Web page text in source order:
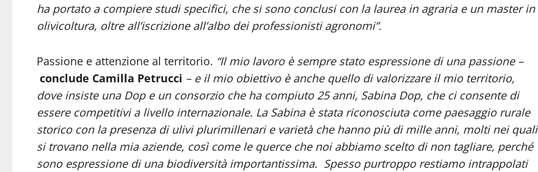
ha portato a compiere studi specifici, che si sono conclusi con la laurea in agraria e un master in
olivicoltura, oltre all’iscrizione all’albo dei professionisti agronomi”.
Passione e attenzione al territorio. “Il mio lavoro è sempre stato espressione di una passione –
conclude Camilla Petrucci – e il mio obiettivo è anche quello di valorizzare il mio territorio,
dove insiste una Dop e un consorzio che ha compiuto 25 anni, Sabina Dop, che ci consente di
essere competitivi a livello internazionale. La Sabina è stata riconosciuta come paesaggio rurale
storico con la presenza di ulivi plurimillenari e varietà che hanno più di mille anni, molti nei quali
si trovano nella mia aziende, così come le querce che noi abbiamo scelto di non tagliare, perché
sono espressione di una biodiversità importantissima. Spesso purtroppo restiamo intrappolati